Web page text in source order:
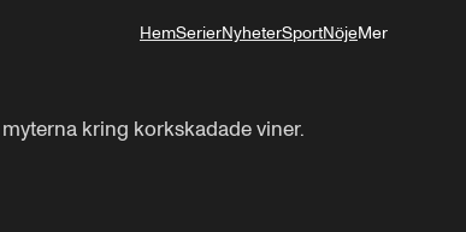
HemSerierNyheterSportNöjeMer
kring korkskadade viner.